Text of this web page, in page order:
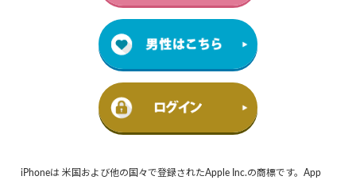
iPhoneは 米国および他の国々で登録されたApple Inc.の商標です。App